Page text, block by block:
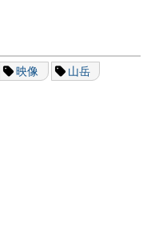
映像 山岳